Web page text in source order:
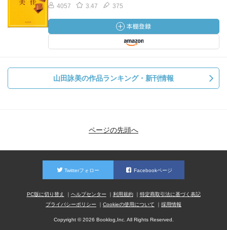
4057 3.47 375
山田詠美の作品ランキング・新刊情報
ページの先頭へ
Twitterフォロー Facebookページ
PC版に切り替え ヘルプセンター 利用規約
特定商取引法に基づく表記
プライバシーポリシー
Cookieの使用について 採用情報
Copyright © 2026 Booklog,Inc. All Rights Reserved.